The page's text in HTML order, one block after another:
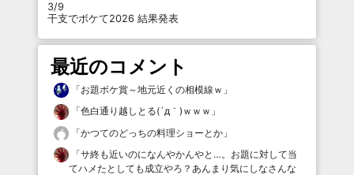
3/9
干支でボケて2026 結果発表
最近のコメント
「お題ボケ賞～地元近くの相模線ｗ 」
「色白通り越しとる(´д｀)ｗｗｗ 」
「かつてのどっちの料理ショーとか 」
「サ終も近いのになんやかんやと…。お題に対して当
てハメたとしても成立やろ？あんまり気にしなさんな